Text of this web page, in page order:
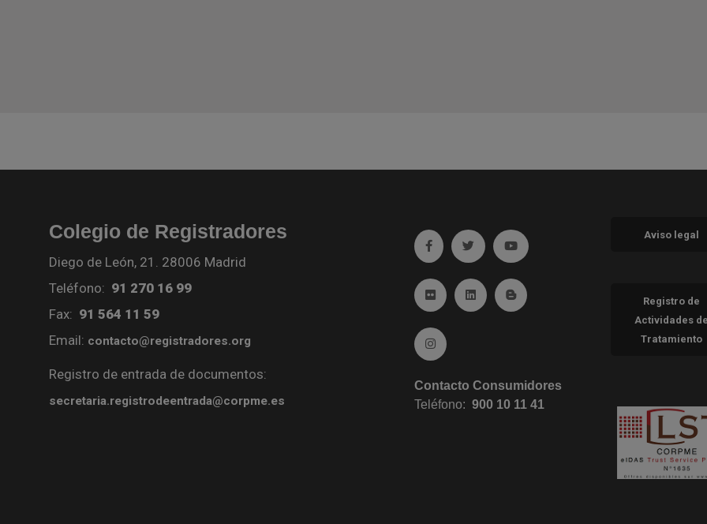
Colegio de Registradores
Diego de León, 21. 28006 Madrid
Teléfono: 91 270 16 99
Fax: 91 564 11 59
Email: contacto@registradores.org
Registro de entrada de documentos:
secretaria.registrodeentrada@corpme.es
Ir a facebook (abre en ventana nueva)
Ir a twitter (abre en ventana nueva)
Ir a YouTube (abre en ventana
Ir a Flickr (abre en ventana nueva)
Ir a Linkedin (abre en ventana nueva)
Ir al Blog (abre en ventana nueva)
Ir a Instagram (abre en ventana nueva)
Contacto Consumidores
Teléfono:900 10 11 41
Aviso legal
Registro de
Actividades
Tratamiento